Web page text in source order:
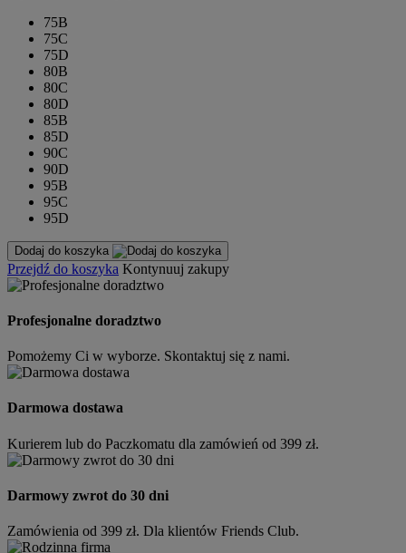
75B
75C
75D
80B
80C
80D
85B
85D
90C
90D
95B
95C
95D
Dodaj do koszyka
Przejdź do koszyka Kontynuuj zakupy
Profesjonalne doradztwo
Pomożemy Ci w wyborze. Skontaktuj się z nami.
Darmowa dostawa
Kurierem lub do Paczkomatu dla zamówień od 399 zł.
Darmowy zwrot do 30 dni
Zamówienia od 399 zł. Dla klientów Friends Club.